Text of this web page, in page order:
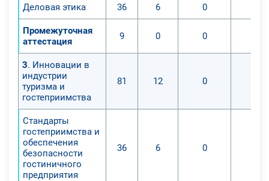
Деловая этика 36 6 0
Промежуточная
аттестация
9 0 0
3. Инновации в
индустрии
туризма и
гостеприимства
81 12 0
Стандарты
гостеприимства и
обеспечения
безопасности
гостиничного
предприятия
36 6 0